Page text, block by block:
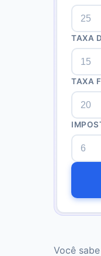
TAXA
TAXA
Você